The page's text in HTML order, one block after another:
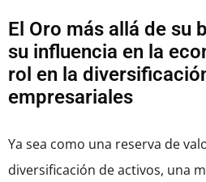
El Oro más allá de su
su influencia en la
rol en la
empresariales
Ya sea como una reserva de
diversificación de activos, una